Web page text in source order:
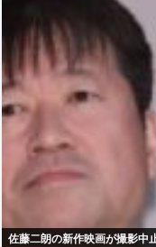
佐藤二朗の新作映画が撮影中